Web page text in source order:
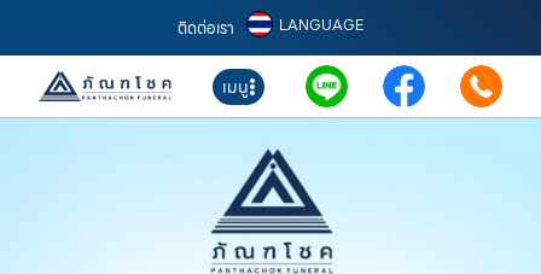
ติดต่อเรา LANGUAGE
เมนู